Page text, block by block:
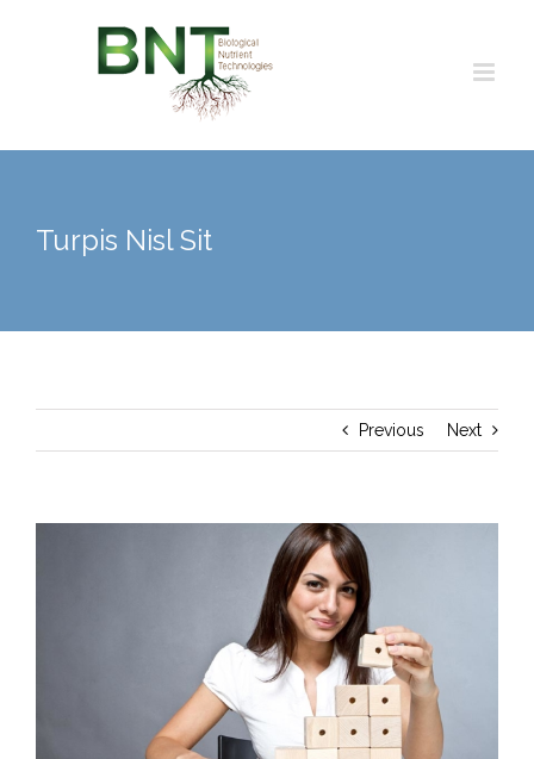
Turpis Nisl Sit
Previous Next